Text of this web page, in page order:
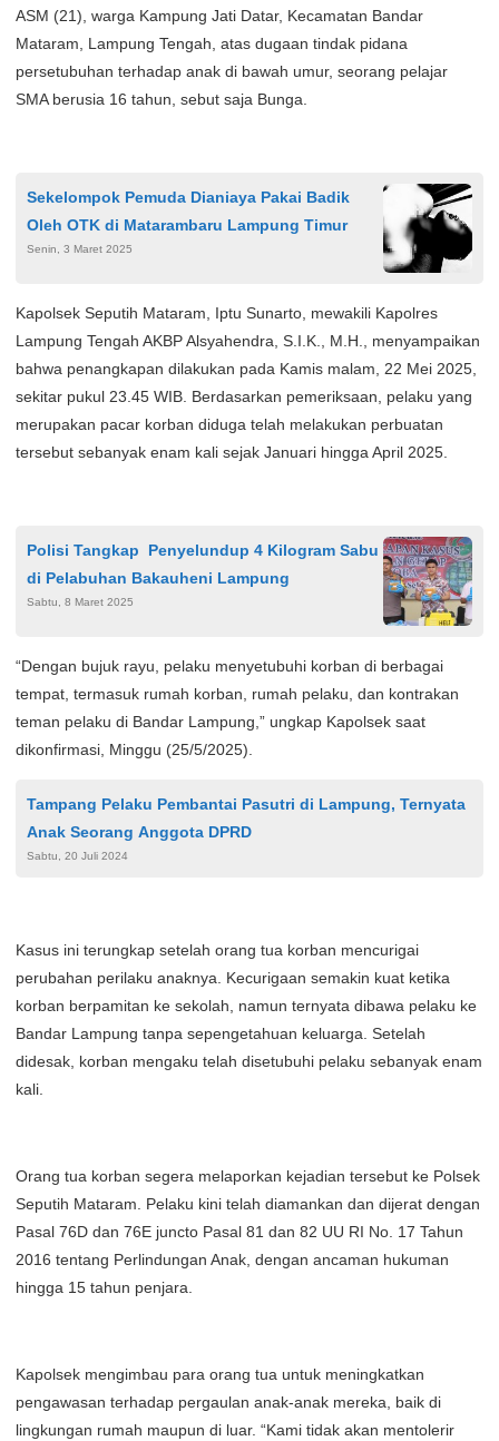
ASM (21), warga Kampung Jati Datar, Kecamatan Bandar
Mataram, Lampung Tengah, atas dugaan tindak pidana
persetubuhan terhadap anak di bawah umur, seorang pelajar
SMA berusia 16 tahun, sebut saja Bunga.
Sekelompok Pemuda Dianiaya Pakai Badik
Oleh OTK di Matarambaru Lampung Timur
Senin, 3 Maret 2025
Kapolsek Seputih Mataram, Iptu Sunarto, mewakili Kapolres
Lampung Tengah AKBP Alsyahendra, S.I.K., M.H., menyampaikan
bahwa penangkapan dilakukan pada Kamis malam, 22 Mei 2025,
sekitar pukul 23.45 WIB. Berdasarkan pemeriksaan, pelaku yang
merupakan pacar korban diduga telah melakukan perbuatan
tersebut sebanyak enam kali sejak Januari hingga April 2025.
Polisi Tangkap Penyelundup 4 Kilogram Sabu
di Pelabuhan Bakauheni Lampung
Sabtu, 8 Maret 2025
“Dengan bujuk rayu, pelaku menyetubuhi korban di berbagai
tempat, termasuk rumah korban, rumah pelaku, dan kontrakan
teman pelaku di Bandar Lampung,” ungkap Kapolsek saat
dikonfirmasi, Minggu (25/5/2025).
Tampang Pelaku Pembantai Pasutri di Lampung, Ternyata
Anak Seorang Anggota DPRD
Sabtu, 20 Juli 2024
Kasus ini terungkap setelah orang tua korban mencurigai
perubahan perilaku anaknya. Kecurigaan semakin kuat ketika
korban berpamitan ke sekolah, namun ternyata dibawa pelaku ke
Bandar Lampung tanpa sepengetahuan keluarga. Setelah
didesak, korban mengaku telah disetubuhi pelaku sebanyak enam
kali.
Orang tua korban segera melaporkan kejadian tersebut ke Polsek
Seputih Mataram. Pelaku kini telah diamankan dan dijerat dengan
Pasal 76D dan 76E juncto Pasal 81 dan 82 UU RI No. 17 Tahun
2016 tentang Perlindungan Anak, dengan ancaman hukuman
hingga 15 tahun penjara.
Kapolsek mengimbau para orang tua untuk meningkatkan
pengawasan terhadap pergaulan anak-anak mereka, baik di
lingkungan rumah maupun di luar. “Kami tidak akan mentolerir